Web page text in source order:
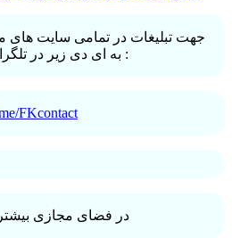
جهت تبلیغات در تمامی سایت
به ای دی زیر در تلگرام پیام دهید :
FKcontact
در فضای مجازی